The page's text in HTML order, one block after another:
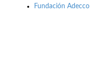
Fundación Adecco